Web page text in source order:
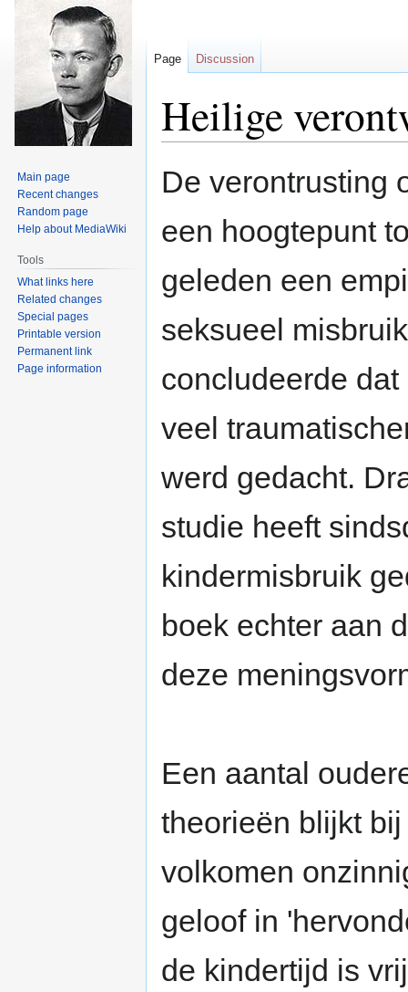
Heilige
to
to
De verontrusting
een hoogtepunt
geleden een
seksueel
concludeerde
veel
werd gedacht.
studie heeft
kindermisbruik
boek echter aan
deze
Een aantal
theorieën blijkt
volkomen
geloof in
de kindertijd is
Page Discussion
Main page
Recent changes
Random page
Help about MediaWiki
Tools
What links here
Related changes
Special pages
Printable version
Permanent link
Page information